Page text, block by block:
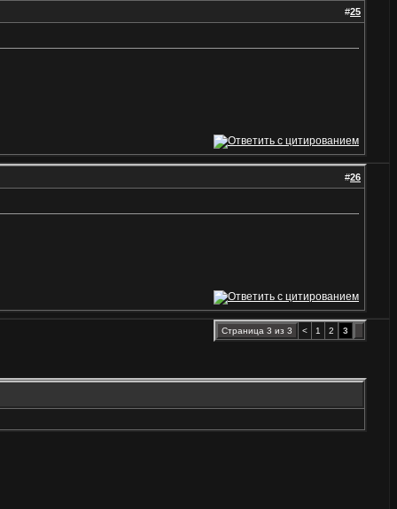
#25
#26
Страница 3 из 3 < 1 2 3